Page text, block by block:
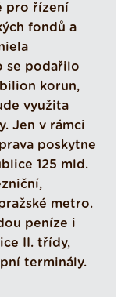
pro řízení
fondů a
se podařilo
korun,
využita
Jen v rámci
poskytne
125 mld.
metro.
peníze i
II. třídy,
terminály.